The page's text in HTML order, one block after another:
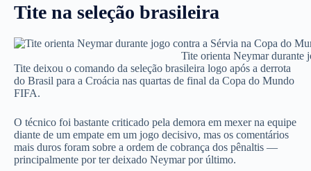
Tite na seleção brasileira
Tite orienta Neymar durante
Tite deixou o comando da seleção brasileira logo após a derrota
do Brasil para a Croácia nas quartas de final da Copa do Mundo
FIFA.
O técnico foi bastante criticado pela demora em mexer na equipe
diante de um empate em um jogo decisivo, mas os comentários
mais duros foram sobre a ordem de cobrança dos pênaltis —
principalmente por ter deixado Neymar por último.